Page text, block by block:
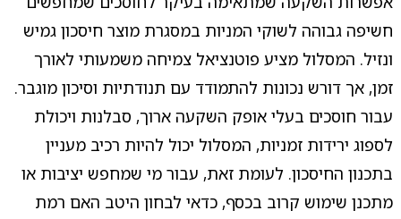
חשיפה גבוהה לשוקי המניות במסגרת מוצר חיסכון גמיש
ונזיל. המסלול מציע פוטנציאל צמיחה משמעותי לאורך
זמן, אך דורש נכונות להתמודד עם תנודתיות וסיכון מוגבר.
עבור חוסכים בעלי אופק השקעה ארוך, סבלנות ויכולת
לספוג ירידות זמניות, המסלול יכול להיות רכיב מעניין
בתכנון החיסכון. לעומת זאת, עבור מי שמחפש יציבות או
מתכנן שימוש קרוב בכסף, כדאי לבחון היטב האם רמת